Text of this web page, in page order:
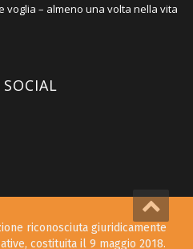
voglia – almeno una volta nella vita
riconosciuta giuridicamente
costituita il 9 maggio 2018.